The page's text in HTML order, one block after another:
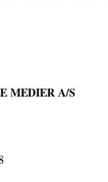
MEDIER A/S